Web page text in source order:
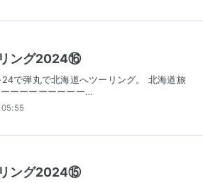
ング2024⑯
で弾丸で北海道へツーリング。 北海道旅
ーーーーーーーー…
ング2024⑮